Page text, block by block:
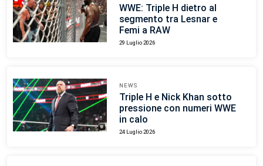
WWE: Triple H dietro al
segmento tra Lesnar e
Femi a RAW
29 Luglio 2026
NEWS
Triple H e Nick Khan sotto
pressione con numeri WWE
in calo
24 Luglio 2026